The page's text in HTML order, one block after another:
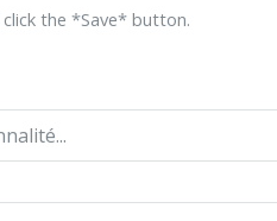
the *Save* button.